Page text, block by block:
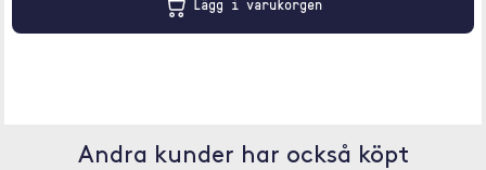
Lägg i varukorgen
Andra kunder har också köpt